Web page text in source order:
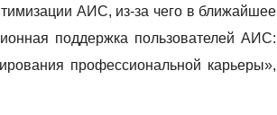
АИС, из-за чего в ближайшее
поддержка пользователей АИС:
профессиональной карьеры»,